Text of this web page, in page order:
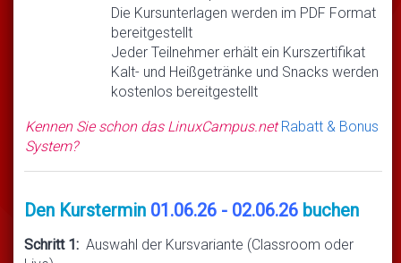
Die Kursunterlagen werden im PDF Format
bereitgestellt
Jeder Teilnehmer erhält ein Kurszertifikat
Kalt- und Heißgetränke und Snacks werden
kostenlos bereitgestellt
Kennen Sie schon das LinuxCampus.netRabatt & Bonus
System?
Den Kurstermin 01.06.26 - 02.06.26 buchen
Schritt 1: Auswahl der Kursvariante (Classroom oder